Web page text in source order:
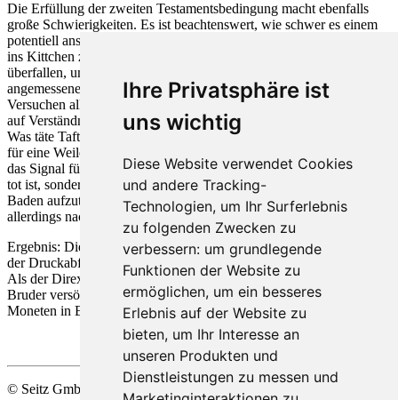
Ihre Privatsphäre ist
uns wichtig
Diese Website verwendet Cookies
und andere Tracking-
Technologien, um Ihr Surferlebnis
zu folgenden Zwecken zu
verbessern: um grundlegende
Funktionen der Website zu
ermöglichen, um ein besseres
Erlebnis auf der Website zu
bieten, um Ihr Interesse an
unseren Produkten und
Dienstleistungen zu messen und
Die Erfüllung der zweiten Testamentsbedingung macht ebenfalls
große Schwierigkeiten. Es ist beachtenswert, wie schwer es einem
potentiell anständigen Staatsbürger gemacht wird, für drei Wochen
ins Kittchen zu kommen. Schließlich kann Taft nicht eine Sparkasse
überfallen, um mit Sicherheit eingesperrt zu werden! Vergehen
angemessenen Grades hingegen stoßen, das muss der an seinen
Versuchen allmählich verzweifelnde Täter immer wieder feststellen,
auf Verständnis und Milde der Sicherheitsbeamten und Amtsgericht.
Was täte Taft, wenn ihm nicht schließlich Nietnagel behilflich wäre,
für eine Weile hinter Gittern zu verschwinden? Dieser Umstand ist
das Signal für Bruder Gotthold Taft – der in Wirklichkeit gar nicht
tot ist, sondern sich nur einen Riesenspaß gemacht hat, in Baden-
Baden aufzutauchen und unerkannt die Rolle des Schulleiters –
allerdings nach völlig anderen Prinzipien – zu übernehmen.
Ergebnis: Die Paukerschaft muss Grundsätze über Bord werfen und
der Druckabfall bewirkt einige Freiwilligkeit bei den Lümmeln.
Als der Direx aus dem Knast zurück kommt, darf er nicht nur seinen
Bruder versöhnlich in die Arme, sondern auch eine ganze Menge
Moneten in Empfang nehmen, zweckbestimmt. Sit mens sana!
© Seitz GmbH Filmproduktion